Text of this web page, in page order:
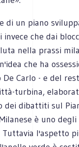
di un piano
che dai
nella prassi
che ha
De Carlo - e del
turbina,
dei dibattiti sul
è uno
Tuttavia l'aspetto